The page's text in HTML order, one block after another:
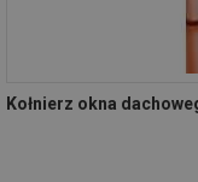
Kołnierz okna